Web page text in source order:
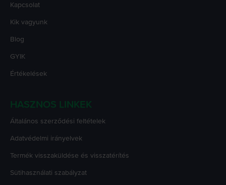
Kapcsolat
Kik vagyunk
Blog
GYIK
Értékelések
HASZNOS LINKEK
Általános szerződési feltételek
Adatvédelmi irányelvek
Termék visszaküldése és visszatérítés
Sütihasználati szabályzat